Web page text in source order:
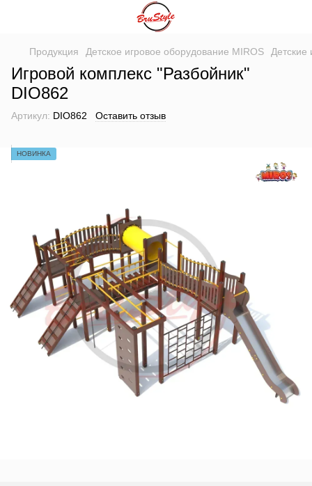
Продукция Детское игровое оборудование MIROS Детские
Игровой комплекс "Разбойник"
DIO862
Артикул: DIO862 Оставить отзыв
НОВИНКА